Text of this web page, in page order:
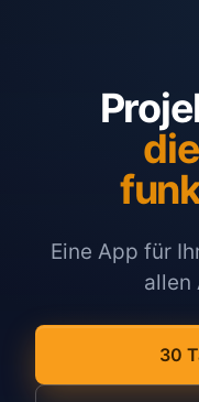
Eine App für
allen
30